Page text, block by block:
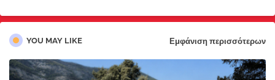
YOU MAY LIKE Εμφάνιση περισσότερων